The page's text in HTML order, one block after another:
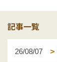
記事一覧
26/08/07